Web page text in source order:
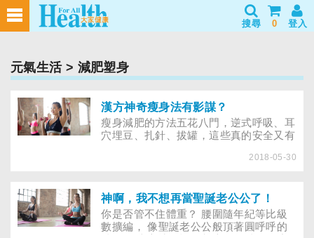
搜尋 0 登入
元氣生活 > 減肥塑身
漢方神奇瘦身法有影謀？
瘦身減肥的方法五花八門，逆式呼吸、耳
穴埋豆、扎針、拔罐，這些真的安全又有
2018-05-30
神啊，我不想再當聖誕老公公了！
你是否管不住體重？ 腰圍隨年紀等比級
數擴編， 像聖誕老公公般頂著圓呼呼的